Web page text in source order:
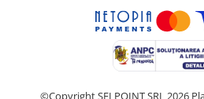
©Copyright SELPOINT SRL 2026